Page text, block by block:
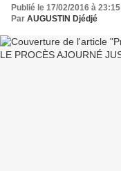
Publié le 17/02/2016 à 23:15
Par AUGUSTIN Djédjé